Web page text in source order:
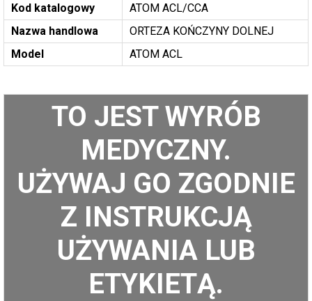
Kod katalogowy
ATOM ACL/CCA
Nazwa handlowa
ORTEZA KOŃCZYNY DOLNEJ
Model
ATOM ACL
TO JEST WYRÓB
MEDYCZNY.
UŻYWAJ GO ZGODNIE
Z INSTRUKCJĄ
UŻYWANIA LUB
ETYKIETĄ.